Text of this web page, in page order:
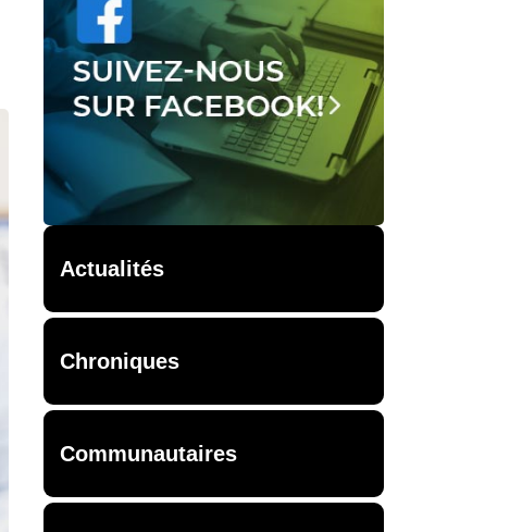
Actualités
Chroniques
Communautaires